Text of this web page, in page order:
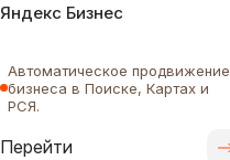
Яндекс Бизнес
Автоматическое продвижение
бизнеса в Поиске, Картах и
РСЯ.
Перейти